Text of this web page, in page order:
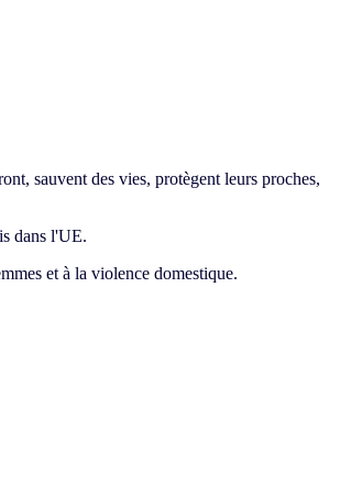
sauvent des vies, protègent leurs proches,
dans l'UE.
et à la violence domestique.